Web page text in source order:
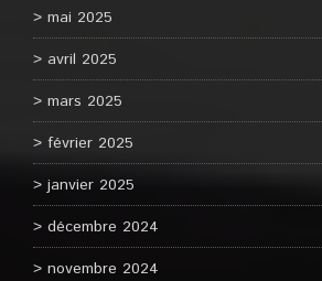
mai 2025
avril 2025
mars 2025
février 2025
janvier 2025
décembre 2024
novembre 2024